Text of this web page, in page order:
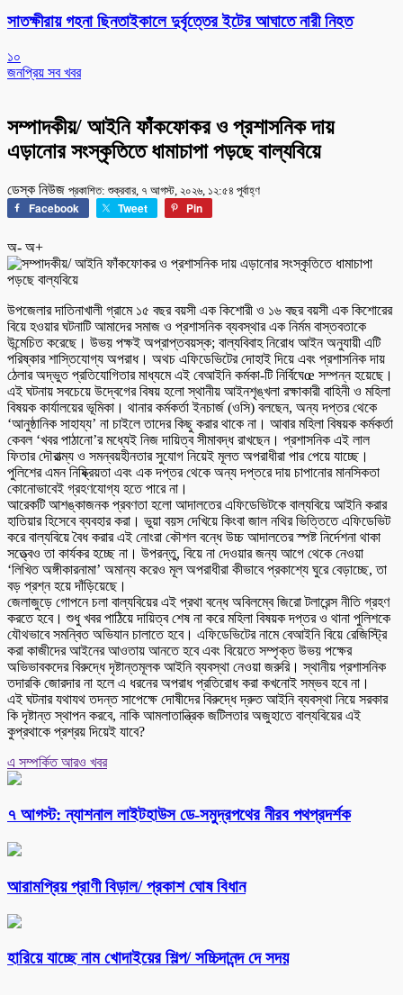
সাতক্ষীরায় গহনা ছিনতাইকালে দুর্বৃত্তের ইটের আঘাতে নারী নিহত
১০
জনপ্রিয় সব খবর
সম্পাদকীয়/ আইনি ফাঁকফোকর ও প্রশাসনিক দায়
এড়ানোর সংস্কৃতিতে ধামাচাপা পড়ছে বাল্যবিয়ে
ডেস্ক নিউজ প্রকাশিত: শুক্রবার, ৭ আগস্ট, ২০২৬, ১২:৫৪ পূর্বাহ্ণ
Facebook Tweet Pin
অ- অ+
উপজেলার দাতিনাখালী গ্রামে ১৫ বছর বয়সী এক কিশোরী ও ১৬ বছর বয়সী এক কিশোরের
বিয়ে হওয়ার ঘটনাটি আমাদের সমাজ ও প্রশাসনিক ব্যবস্থার এক নির্মম বাস্তবতাকে
উন্মেচিত করেছে। উভয় পক্ষই অপ্রাপ্তবয়স্ক; বাল্যবিবাহ নিরোধ আইন অনুযায়ী এটি
পরিষ্কার শাস্তিযোগ্য অপরাধ। অথচ এফিডেভিটের দোহাই দিয়ে এবং প্রশাসনিক দায়
ঠেলার অদ্ভুত প্রতিযোগিতার মাধ্যমে এই বেআইনি কর্মকা-টি নির্বিঘেœ সম্পন্ন হয়েছে।
এই ঘটনায় সবচেয়ে উদ্বেগের বিষয় হলো স্থানীয় আইনশৃঙ্খলা রক্ষাকারী বাহিনী ও মহিলা
বিষয়ক কার্যালয়ের ভূমিকা। থানার কর্মকর্তা ইনচার্জ (ওসি) বলছেন, অন্য দপ্তর থেকে
‘আনুষ্ঠানিক সাহায্য’ না চাইলে তাদের কিছু করার থাকে না। আবার মহিলা বিষয়ক কর্মকর্তা
কেবল ‘খবর পাঠানো’র মধ্যেই নিজ দায়িত্ব সীমাবদ্ধ রাখছেন। প্রশাসনিক এই লাল
ফিতার দৌরাত্ম্য ও সমন্বয়হীনতার সুযোগ নিয়েই মূলত অপরাধীরা পার পেয়ে যাচ্ছে।
পুলিশের এমন নিষ্ক্রিয়তা এবং এক দপ্তর থেকে অন্য দপ্তরে দায় চাপানোর মানসিকতা
কোনোভাবেই গ্রহণযোগ্য হতে পারে না।
আরেকটি আশঙ্কাজনক প্রবণতা হলো আদালতের এফিডেভিটকে বাল্যবিয়ে আইনি করার
হাতিয়ার হিসেবে ব্যবহার করা। ভুয়া বয়স দেখিয়ে কিংবা জাল নথির ভিত্তিতে এফিডেভিট
করে বাল্যবিয়ে বৈধ করার এই নোংরা কৌশল বন্ধে উচ্চ আদালতের স্পষ্ট নির্দেশনা থাকা
সত্ত্বেও তা কার্যকর হচ্ছে না। উপরন্তু, বিয়ে না দেওয়ার জন্য আগে থেকে নেওয়া
‘লিখিত অঙ্গীকারনামা’ অমান্য করেও মূল অপরাধীরা কীভাবে প্রকাশ্যে ঘুরে বেড়াচ্ছে, তা
বড় প্রশ্ন হয়ে দাঁড়িয়েছে।
জেলাজুড়ে গোপনে চলা বাল্যবিয়ের এই প্রথা বন্ধে অবিলম্বে জিরো টলারেন্স নীতি গ্রহণ
করতে হবে। শুধু খবর পাঠিয়ে দায়িত্ব শেষ না করে মহিলা বিষয়ক দপ্তর ও থানা পুলিশকে
যৌথভাবে সমন্বিত অভিযান চালাতে হবে। এফিডেভিটের নামে বেআইনি বিয়ে রেজিস্ট্রি
করা কাজীদের আইনের আওতায় আনতে হবে এবং বিয়েতে সম্পৃক্ত উভয় পক্ষের
অভিভাবকদের বিরুদ্ধে দৃষ্টান্তমূলক আইনি ব্যবস্থা নেওয়া জরুরি। স্থানীয় প্রশাসনিক
তদারকি জোরদার না হলে এ ধরনের অপরাধ প্রতিরোধ করা কখনোই সম্ভব হবে না।
এই ঘটনার যথাযথ তদন্ত সাপেক্ষে দোষীদের বিরুদ্ধে দ্রুত আইনি ব্যবস্থা নিয়ে সরকার
কি দৃষ্টান্ত স্থাপন করবে, নাকি আমলাতান্ত্রিক জটিলতার অজুহাতে বাল্যবিয়ের এই
কুপ্রথাকে প্রশ্রয় দিয়েই যাবে?
এ সম্পর্কিত আরও খবর
৭ আগস্ট: ন্যাশনাল লাইটহাউস ডে-সমুদ্রপথের নীরব পথপ্রদর্শক
আরামপ্রিয় প্রাণী বিড়াল/ প্রকাশ ঘোষ বিধান
হারিয়ে যাচ্ছে নাম খোদাইয়ের শিল্প/ সচ্চিদানন্দ দে সদয়